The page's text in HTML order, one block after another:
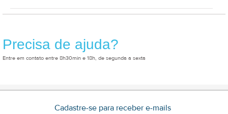
Precisa de ajuda?
Entre em contato entre 8h30min e 18h, de segunda a sexta
Cadastre-se para receber e-mails